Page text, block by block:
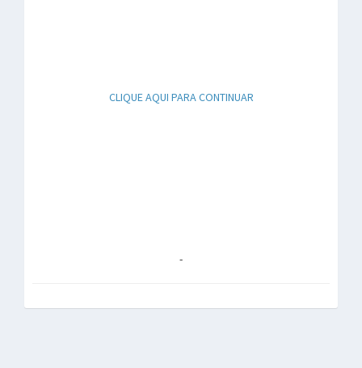
CLIQUE AQUI PARA CONTINUAR
-